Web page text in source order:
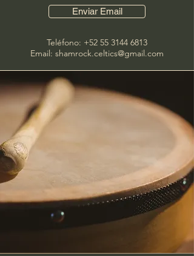
Enviar Email
Teléfono: +52 55 3144 6813
Email: shamrock.celtics@gmail.com